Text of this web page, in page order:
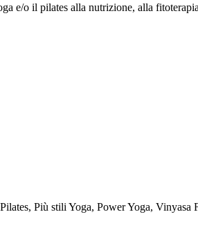
e/o il pilates alla nutrizione, alla
Più stili Yoga, Power Yoga,